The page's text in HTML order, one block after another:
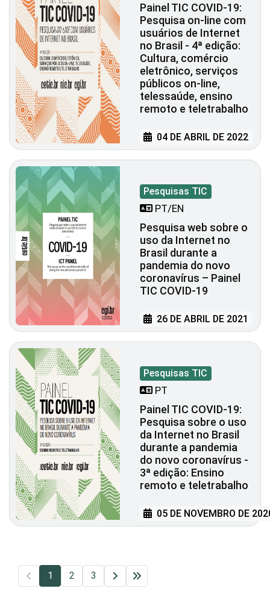
Painel TIC COVID-19:
Pesquisa on-line com
usuários de Internet
no Brasil - 4ª edição:
Cultura, comércio
eletrônico, serviços
públicos on-line,
telessaúde, ensino
remoto e teletrabalho
04 DE ABRIL DE 2022
Pesquisas TIC
PT/EN
Pesquisa web sobre o
uso da Internet no
Brasil durante a
pandemia do novo
coronavírus – Painel
TIC COVID-19
26 DE ABRIL DE 2021
Pesquisas TIC
PT
Painel TIC COVID-19:
Pesquisa sobre o uso
da Internet no Brasil
durante a pandemia
do novo coronavírus -
3ª edição: Ensino
remoto e teletrabalho
05 DE NOVEMBRO DE
1 2 3